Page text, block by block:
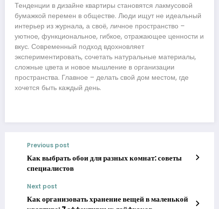
Тенденции в дизайне квартиры становятся лакмусовой
бумажкой перемен в обществе. Люди ищут не идеальный
интерьер из журнала, а своё, личное пространство –
уютное, функциональное, гибкое, отражающее ценности и
вкус. Современный подход вдохновляет
экспериментировать, сочетать натуральные материалы,
сложные цвета и новое мышление в организации
пространства. Главное – делать свой дом местом, где
хочется быть каждый день.
Previous post
Как выбрать обои для разных комнат: советы
специалистов
Next post
Как организовать хранение вещей в маленькой